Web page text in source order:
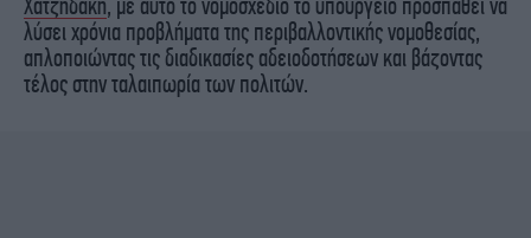
λύσει χρόνια προβλήματα της περιβαλλοντικής νομοθεσίας,
απλοποιώντας τις διαδικασίες αδειοδοτήσεων και βάζοντας
τέλος στην ταλαιπωρία των πολιτών.